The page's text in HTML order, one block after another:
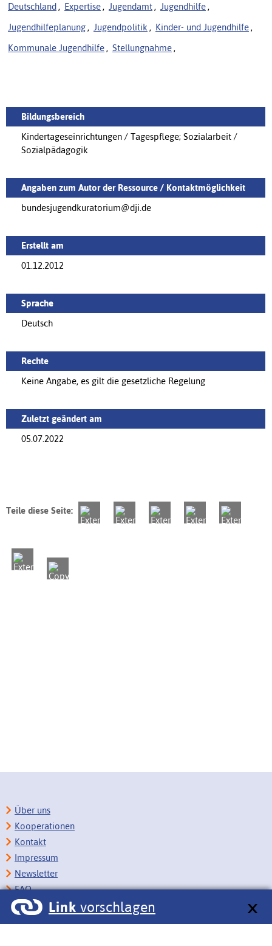
Deutschland , Expertise , Jugendamt , Jugendhilfe ,
Jugendhilfeplanung , Jugendpolitik , Kinder- und Jugendhilfe ,
Kommunale Jugendhilfe , Stellungnahme ,
Bildungsbereich
Kindertageseinrichtungen / Tagespflege; Sozialarbeit /
Sozialpädagogik
Angaben zum Autor der Ressource / Kontaktmöglichkeit
bundesjugendkuratorium@dji.de
Erstellt am
01.12.2012
Sprache
Deutsch
Rechte
Keine Angabe, es gilt die gesetzliche Regelung
Zuletzt geändert am
05.07.2022
Teile diese Seite:
Link vorschlagen
Über uns
Kooperationen
Kontakt
Impressum
Newsletter
FAQ
Copyright